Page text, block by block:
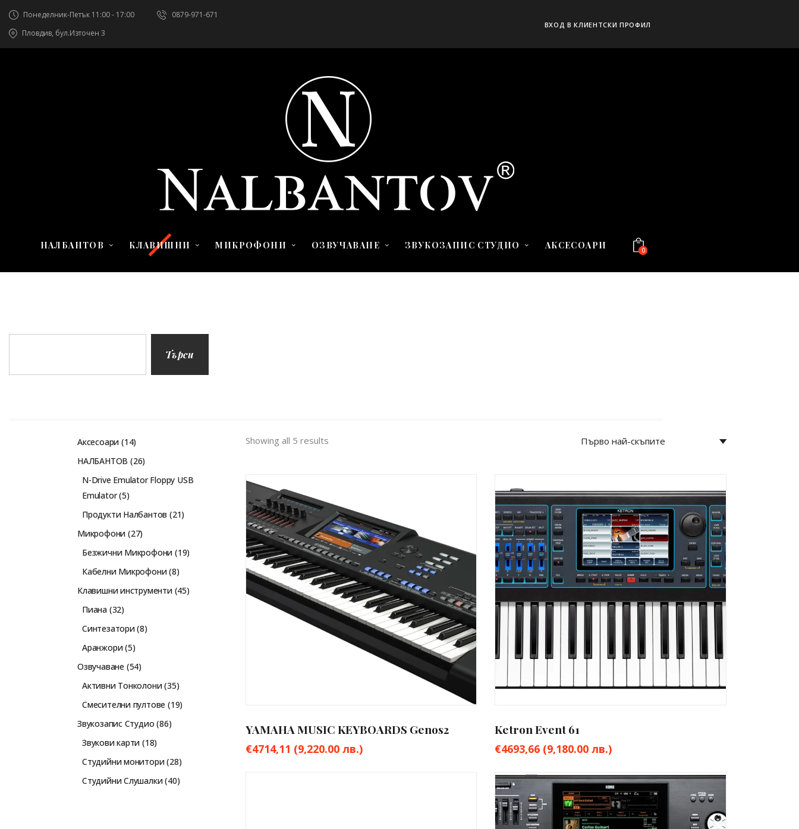
Понеделник-Петък 11:00 - 17:00
0879-971-671
Пловдив, бул.Източен 3
ВХОД В КЛИЕНТСКИ ПРОФИЛ
НАЛБАНТОВ КЛАВИШНИ МИКРОФОНИ ОЗВУЧАВАНЕ ЗВУКОЗАПИС СТУДИО АКСЕСОАРИ 0
Търси
Showing all 5 results
YAMAHA MUSIC KEYBOARDS Genos2
€4714,11 (9,220.00 лв.)
Ketron Event 61
€4693,66 (9,180.00 лв.)
Аксесоари 14
НАЛБАНТОВ 26
N-Drive Emulator Floppy USB
Emulator 5
Продукти Налбантов 21
Микрофони 27
Безжични Микрофони 19
Кабелни Микрофони 8
Клавишни инструменти 45
Пиана 32
Синтезатори 8
Аранжори 5
Озвучаване 54
Активни Тонколони 35
Смесителни пултове 19
Звукозапис Студио 86
Звукови карти 18
Студийни монитори 28
Студийни Слушалки 40